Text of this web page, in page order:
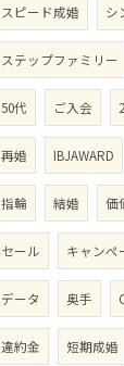
スピード成婚 シ
ステップファミリー
50代 ご入会
再婚 IBJAWARD
指輪 結婚 価
セール キャンペ
データ 奥手
違約金 短期成婚